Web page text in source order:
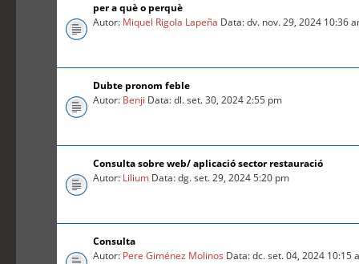
per a què o perquè
Autor: Miquel Rigola Lapeña Data: dv. nov. 29, 2024 10:36
Dubte pronom feble
Autor: Benji Data: dl. set. 30, 2024 2:55 pm
Consulta sobre web/ aplicació sector restauració
Autor: Lilium Data: dg. set. 29, 2024 5:20 pm
Consulta
Autor: Pere Giménez Molinos Data: dc. set. 04, 2024 10:15